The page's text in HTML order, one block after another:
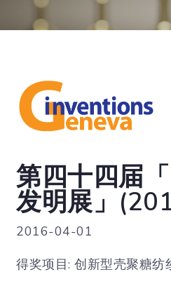
第四十四届
发明展」
2016-04-01
得奖项目: 创新型壳聚糖纺